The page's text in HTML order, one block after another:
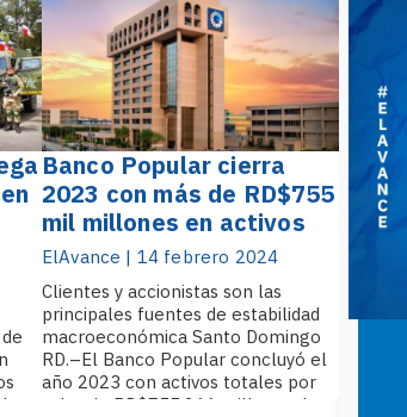
Banco Popular cierra
2023 con más de RD$755
mil millones en activos
ElAvance | 14 febrero 2024
Clientes y accionistas son las
principales fuentes de estabilidad
macroeconómica Santo Domingo
RD.–El Banco Popular concluyó el
año 2023 con activos totales por
valor de RD$755,266 millones, lo